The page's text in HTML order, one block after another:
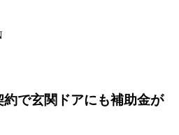
で玄関ドアにも補助金が